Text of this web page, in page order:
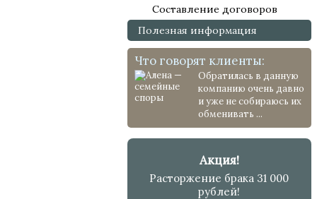
Составление договоров
Полезная информация
Что говорят клиенты:
Обратилась в данную
компанию очень давно
и уже не собираюсь их
обменивать ...
Акция!
Расторжение брака 31 000
рублей!